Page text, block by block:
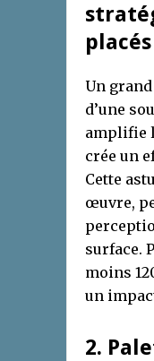
placés
Un
d’une
amplifie
crée un
Cette
œuvre,
surface.
moins
un
2.